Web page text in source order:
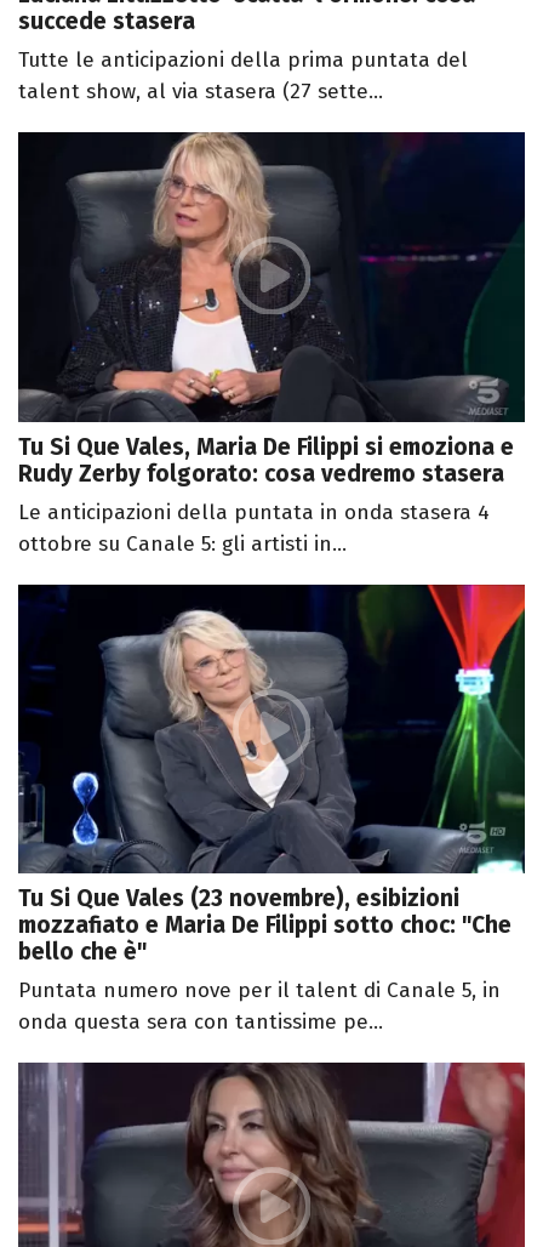
succede stasera
Tutte le anticipazioni della prima puntata del
talent show, al via stasera (27 sette...
Tu Si Que Vales, Maria De Filippi si emoziona e
Rudy Zerby folgorato: cosa vedremo stasera
Le anticipazioni della puntata in onda stasera 4
ottobre su Canale 5: gli artisti in...
Tu Si Que Vales (23 novembre), esibizioni
mozzafiato e Maria De Filippi sotto choc: "Che
bello che è"
Puntata numero nove per il talent di Canale 5, in
onda questa sera con tantissime pe...